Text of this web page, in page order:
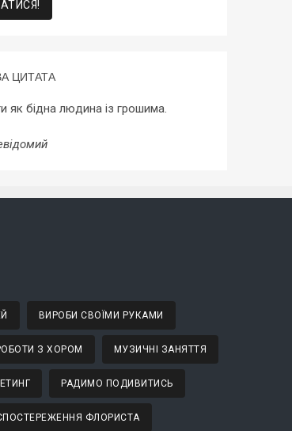
ЦИТАТА
як бідна людина із грошима.
ВИРОБИ СВОЇМИ РУКАМИ
З ХОРОМ МУЗИЧНІ ЗАНЯТТЯ
РАДИМО ПОДИВИТИСЬ
ФЛОРИСТА